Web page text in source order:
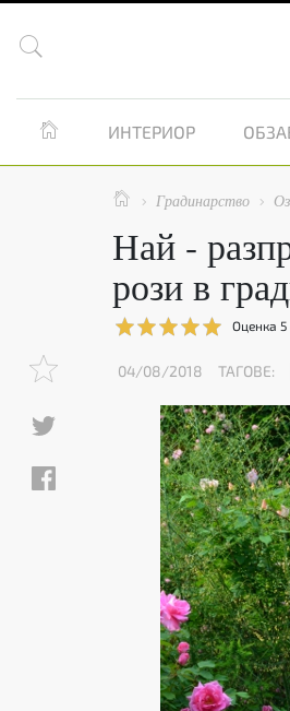

 ИНТЕРИОР
  Градинарство 
Най -
рози в
Оценка 5
04/08/2018 ТАГОВЕ: